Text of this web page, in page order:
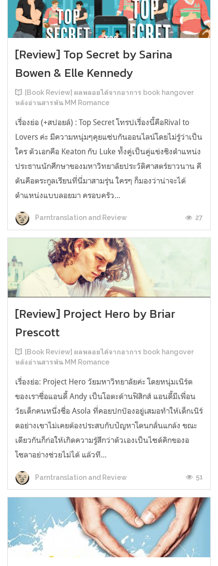
[Review] Top Secret by Sarina
Bowen & Elle Kennedy
[Book Review] ผลพลอยได้จากอาการ book hangover
หลังอ่านสารพัน MM Romance
เรื่องย่อ (+สปอยล์) : Top Secret โทรปเรื่องนี้คือRival to
Lovers ค่ะ มีความหนุ่มๆคุยแซ่บกันออนไลน์โดยไม่รู้ว่าเป็น
ใคร ตัวเอกคือ Keaton กับ Luke ทั้งคู่เป็นคู่แข่งชิงตำแหน่ง
ประธานนักศึกษาของมหาวิทยาลัยประวัติศาสตร์ยาวนาน คี
ตันคือตระกูลเรียนที่นี่มาสามรุ่น ใครๆ ก็มองว่าน่าจะได้
ตำแหน่งแบบลอยมา ครอบครัว...
Parntranslation and Review 27
[Review] Project Hero by Briar
Prescott
[Book Review] ผลพลอยได้จากอาการ book hangover
หลังอ่านสารพัน MM Romance
เรื่องย่อ: Project Hero วัยมหาวิทยาลัยค่ะ โดยหนุ่มเนิร์ด
ของเราชื่อแอนดี้ Andy เป็นโอตะด้านฟิสิกส์ แอนดี้มีเพื่อน
วัยเด็กคนหนึ่งชื่อ Asola ที่คอยปกป้องอยู่เสมอทำให้เด็กเนิร์
ดอย่างเขาไม่เคยต้องประสบกับปัญหาโดนกลั่นแกล้ง ขณะ
เดียวกันก็ก่อให้เกิดความรู้สึกว่าตัวเองเป็นไซด์คิกของอ
โซลาอย่างช่วยไม่ได้ แล้วที...
Parntranslation and Review 51